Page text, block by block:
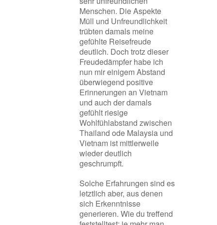
Menschen. Die Aspekte
Müll und Unfreundlichkeit
trübten damals meine
gefühlte Reisefreude
deutlich. Doch trotz dieser
Freudedämpfer habe ich
nun mir einigem Abstand
überwiegend positive
Erinnerungen an Vietnam
und auch der damals
gefühlt riesige
Wohlfühlabstand zwischen
Thailand ode Malaysia und
Vietnam ist mittlerweile
wieder deutlich
geschrumpft.
Solche Erfahrungen sind es
letztlich aber, aus denen
sich Erkenntnisse
generieren. Wie du treffend